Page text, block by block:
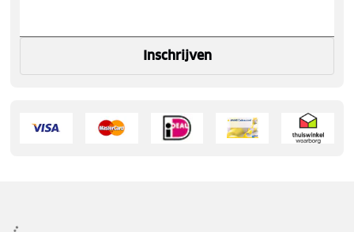
Inschrijven